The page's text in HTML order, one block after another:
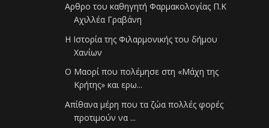
Αρθρο του καθηγητή Φαρμακολογίας Π.Κ
Αχιλλέα Γραβάνη
Η Ιστορία της Φιλαρμονικής του δήμου
Χανίων
Ο Μαορί που πολέμησε στη «Μάχη της
Κρήτης» και ερω...
Απίθανα μέρη που τα ζώα πολλές φορές
προτιμούν να ...